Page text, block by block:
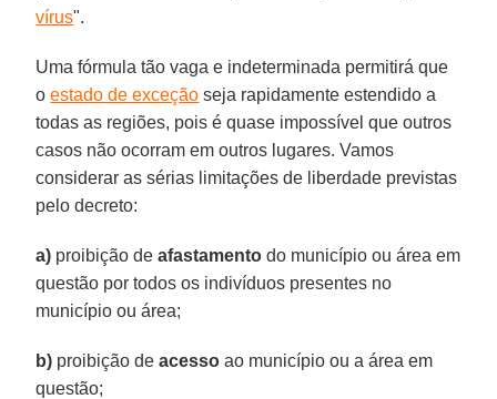
vírus".
Uma fórmula tão vaga e indeterminada permitirá que
oestado de exceção seja rapidamente estendido a
todas as regiões, pois é quase impossível que outros
casos não ocorram em outros lugares. Vamos
considerar as sérias limitações de liberdade previstas
pelo decreto:
a) proibição deafastamento do município ou área em
questão por todos os indivíduos presentes no
município ou área;
b) proibição deacesso ao município ou a área em
questão;